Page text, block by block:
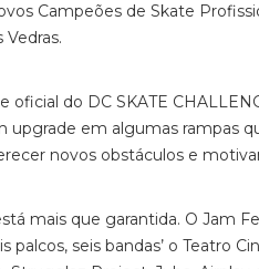
Campeões de Skate
Vedras.
oficial do DC SKATE
upgrade em algumas rampas
novos obstáculos e
mais que garantida. O Jam
palcos, seis bandas’ o Teatro